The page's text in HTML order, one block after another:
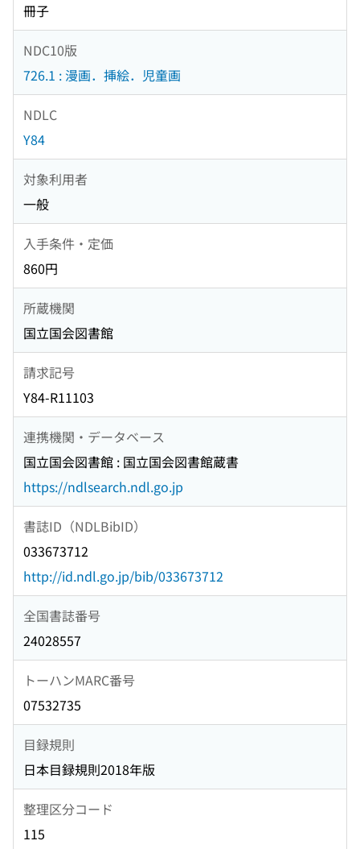
冊子
NDC10版
726.1 : 漫画．挿絵．児童画
NDLC
Y84
対象利用者
一般
入手条件・定価
860円
所蔵機関
国立国会図書館
請求記号
Y84-R11103
連携機関・データベース
国立国会図書館 : 国立国会図書館蔵書
https://ndlsearch.ndl.go.jp
書誌ID（NDLBibID）
033673712
http://id.ndl.go.jp/bib/033673712
全国書誌番号
24028557
トーハンMARC番号
07532735
目録規則
日本目録規則2018年版
整理区分コード
115